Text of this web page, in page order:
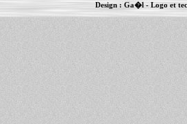
Design :Ga�l- Logo et
PowerBook